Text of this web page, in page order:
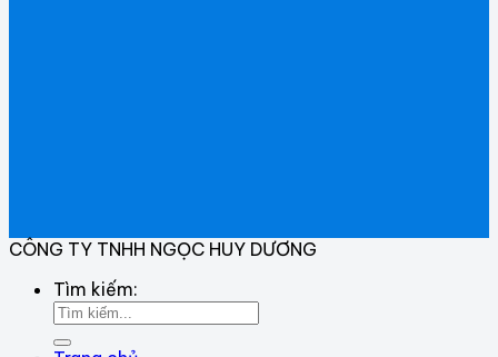
CÔNG TY TNHH NGỌC HUY DƯƠNG
Tìm kiếm: